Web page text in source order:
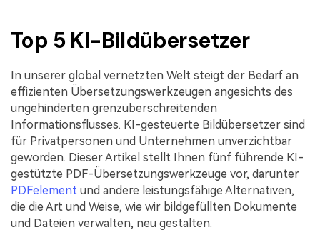
Top 5 KI-Bildübersetzer
In unserer global vernetzten Welt steigt der Bedarf an
effizienten Übersetzungswerkzeugen angesichts des
ungehinderten grenzüberschreitenden
Informationsflusses. KI-gesteuerte Bildübersetzer sind
für Privatpersonen und Unternehmen unverzichtbar
geworden. Dieser Artikel stellt Ihnen fünf führende KI-
gestützte PDF-Übersetzungswerkzeuge vor, darunter
PDFelement und andere leistungsfähige Alternativen,
die die Art und Weise, wie wir bildgefüllten Dokumente
und Dateien verwalten, neu gestalten.